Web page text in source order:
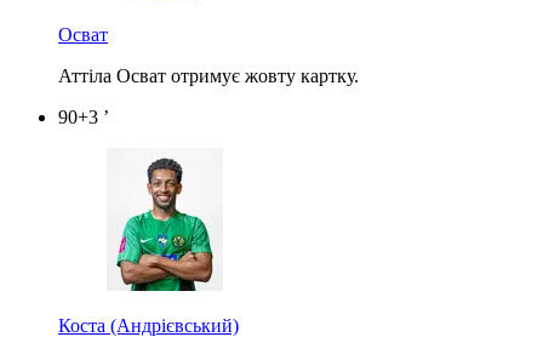
Осват
Аттіла Осват отримує жовту картку.
90+3 ’
Коста (Андрієвський)